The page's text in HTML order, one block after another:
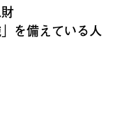
を備えている人